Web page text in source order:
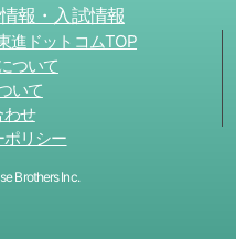
報・入試情報
進ドットコムTOP
ついて
いて
わせ
リシー
Brothers Inc.